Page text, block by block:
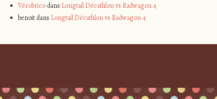
Vérobricodans Longtail Décathlon vs Radwagon 4
benoitdans Longtail Décathlon vs Radwagon 4